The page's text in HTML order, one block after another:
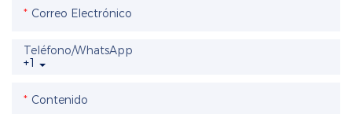
Correo Electrónico
+1
Teléfono/WhatsApp
Contenido